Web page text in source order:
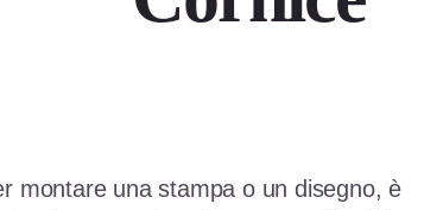
montare una stampa o un disegno, è